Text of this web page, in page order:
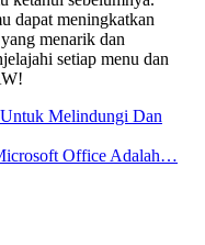
dapat meningkatkan
menarik dan
setiap menu dan
Melindungi Dan
Office Adalah…